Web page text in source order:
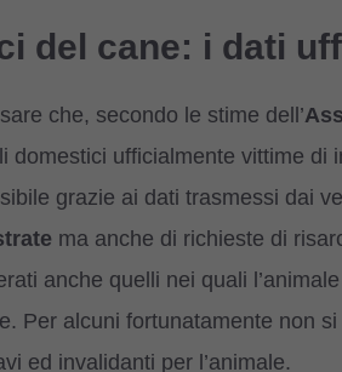
del cane: i dati
che, secondo le stime dell’
domestici ufficialmente vittime di
grazie ai dati trasmessi dai
ma anche di richieste di
anche quelli nei quali
Per alcuni fortunatamente non
ed invalidanti per l’animale.